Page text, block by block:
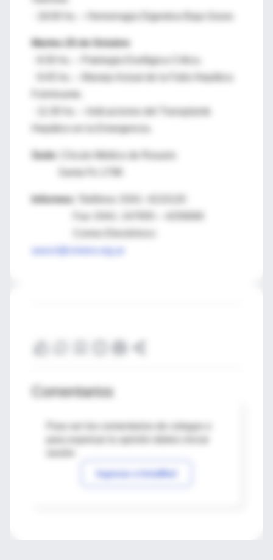
· 18:00 hs. – Hemorragia Digestiva Baja Grave.
Martes 25 de Octubre
· 8:30 hs. – Patología Esofágica Crítica.
Hepático en la Emergencia.
Sede:
Informes:
Comentarios
Para ver los comentarios de colegas o
Ingresar a IntraMed